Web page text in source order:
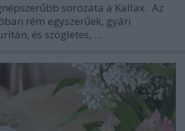
sorozata a Kallax. Az
rém egyszerűek, gyári
és szögletes, ...